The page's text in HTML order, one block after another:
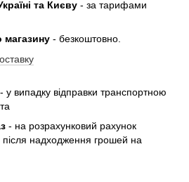
та Києву - за тарифами
магазину - безкоштовно.
- у випадку відправки транспортною
- на розрахунковий рахунок
надходження грошей на